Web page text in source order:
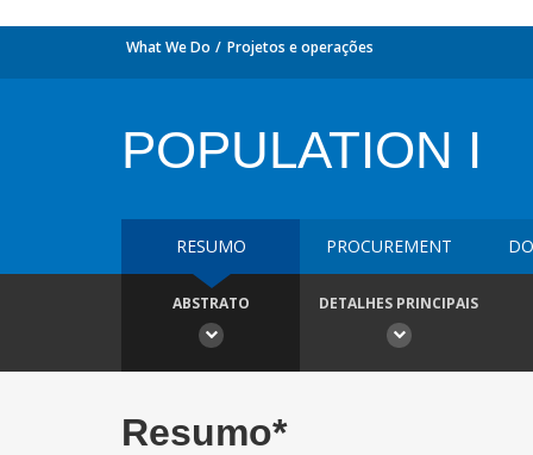
What We Do Projetos e operações
POPULATION I
RESUMO PROCUREMENT
ABSTRATO DETALHES PRINCIPAIS
Resumo*